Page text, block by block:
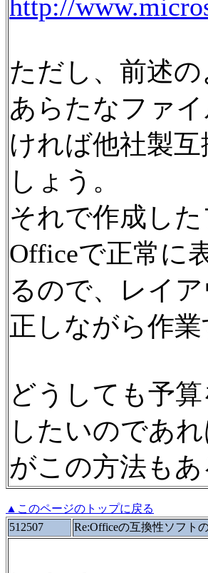
http://
ただし、前述
あらたなファ
ければ他社製
しょう。
それで作成し
Officeで正常に
るので、レイ
正しながら作
どうしても予
したいのであ
がこの方法も
▲このページのトップに戻る
512507
Re:Officeの互換性ソフト